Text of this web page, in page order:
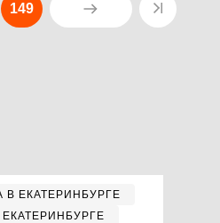
149
В ЕКАТЕРИНБУРГЕ